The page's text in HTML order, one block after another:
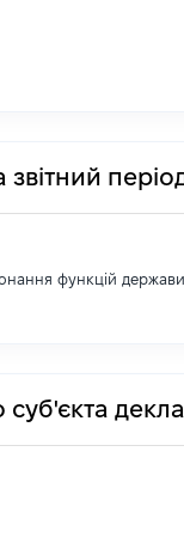
звітний
функцій
суб'єкта